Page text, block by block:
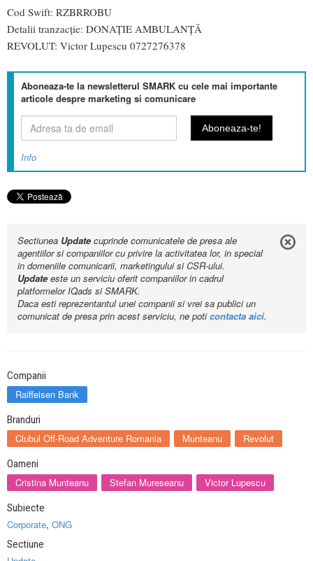
Cod Swift: RZBRROBU
Detalii tranzacție: DONAȚIE AMBULANȚĂ
REVOLUT: Victor Lupescu 0727276378
Aboneaza-te la newsletterul SMARK cu cele mai importante
articole despre marketing si comunicare
Info
Sectiunea Updatecuprinde comunicatele de presa ale
agentiilor si companiilor cu privire la activitatea lor, in special
in domeniile comunicarii, marketingului si CSR-ului.
Updateeste un serviciu oferit companiilor in cadrul
platformelor IQads si SMARK.
Daca esti reprezentantul unei companii si vrei sa publici un
comunicat de presa prin acest serviciu, ne poticontacta aici.
Companii
Raiffeisen Bank
Branduri
Clubul Off-Road Adventure Romania Munteanu Revolut
Oameni
Cristina Munteanu Stefan Mureseanu Victor Lupescu
Subiecte
Corporate, ONG
Sectiune